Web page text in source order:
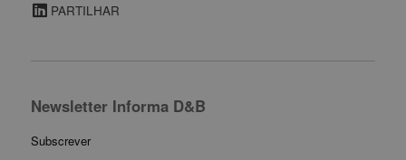
PARTILHAR
Newsletter Informa D&B
Subscrever